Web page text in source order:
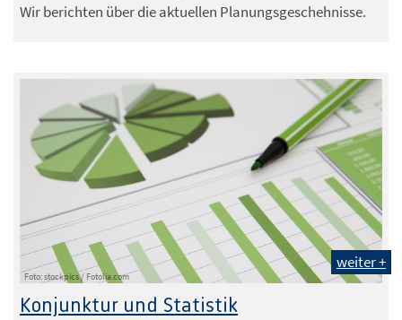
Wir berichten über die aktuellen Planungsgeschehnisse.
Foto: stockpics / Fotolia.com
weiter +
Konjunktur und Statistik